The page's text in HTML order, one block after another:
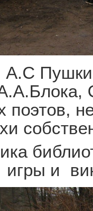
А.С
поэтов,
игры и